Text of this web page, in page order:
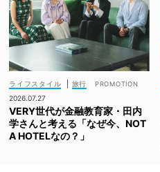
ライフスタイル
旅行
2026.07.27
VERY世代が金融教育家・田内
学さんと考える「なぜ今、NOT
A HOTELなの？」